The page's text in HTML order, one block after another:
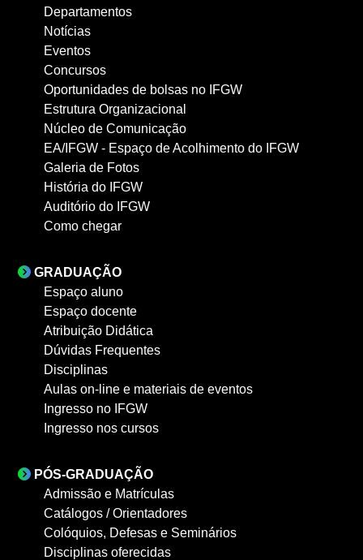
Departamentos
Notícias
Eventos
Concursos
Oportunidades de bolsas no IFGW
Estrutura Organizacional
Núcleo de Comunicação
EA/IFGW - Espaço de Acolhimento do IFGW
Galeria de Fotos
História do IFGW
Auditório do IFGW
Como chegar
GRADUAÇÃO
Espaço aluno
Espaço docente
Atribuição Didática
Dúvidas Frequentes
Disciplinas
Aulas on-line e materiais de eventos
Ingresso no IFGW
Ingresso nos cursos
PÓS-GRADUAÇÃO
Admissão e Matrículas
Catálogos / Orientadores
Colóquios, Defesas e Seminários
Disciplinas oferecidas